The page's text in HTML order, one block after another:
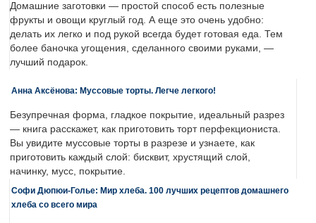
Домашние заготовки — простой способ есть полезные
фрукты и овощи круглый год. А еще это очень удобно:
делать их легко и под рукой всегда будет готовая еда. Тем
более баночка угощения, сделанного своими руками, —
лучший подарок.
Анна Аксёнова: Муссовые торты. Легче легкого!
Безупречная форма, гладкое покрытие, идеальный разрез
— книга расскажет, как приготовить торт перфекциониста.
Вы увидите муссовые торты в разрезе и узнаете, как
приготовить каждый слой: бисквит, хрустящий слой,
начинку, мусс, покрытие.
Софи Дюпюи-Голье: Мир хлеба. 100 лучших рецептов домашнего
хлеба со всего мира